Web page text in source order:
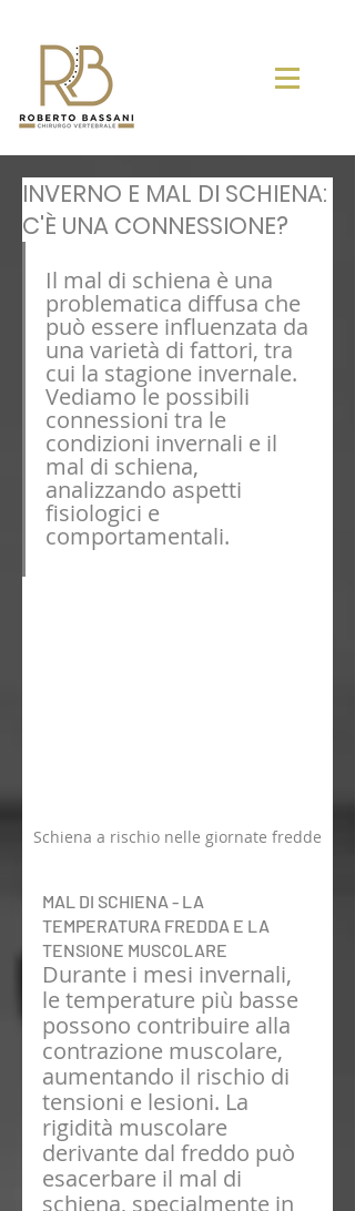
INVERNO E MAL DI SCHIENA:
C'È UNA CONNESSIONE?
Il mal di schiena è una
problematica diffusa che
può essere influenzata da
una varietà di fattori, tra
cui la stagione invernale.
Vediamo le possibili
connessioni tra le
condizioni invernali e il
mal di schiena,
analizzando aspetti
fisiologici e
comportamentali.
Schiena a rischio nelle giornate fredde
MAL DI SCHIENA - LA
TEMPERATURA FREDDA E LA
TENSIONE MUSCOLARE
Durante i mesi invernali,
le temperature più basse
possono contribuire alla
contrazione muscolare,
aumentando il rischio di
tensioni e lesioni. La
rigidità muscolare
derivante dal freddo può
esacerbare il mal di
schiena, specialmente in